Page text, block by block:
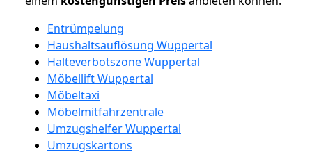
Entrümpelung
Haushaltsauflösung Wuppertal
Halteverbotszone Wuppertal
Möbellift Wuppertal
Möbeltaxi
Möbelmitfahrzentrale
Umzugshelfer Wuppertal
Umzugskartons